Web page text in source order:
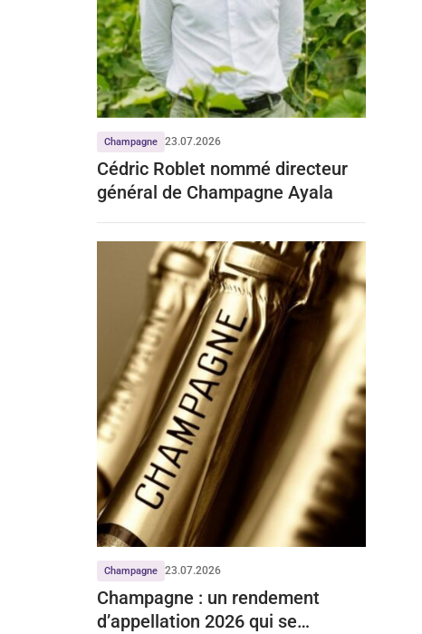
Champagne 23.07.2026
Cédric Roblet nommé directeur
général de Champagne Ayala
Champagne 23.07.2026
Champagne : un rendement
d’appellation 2026 qui se